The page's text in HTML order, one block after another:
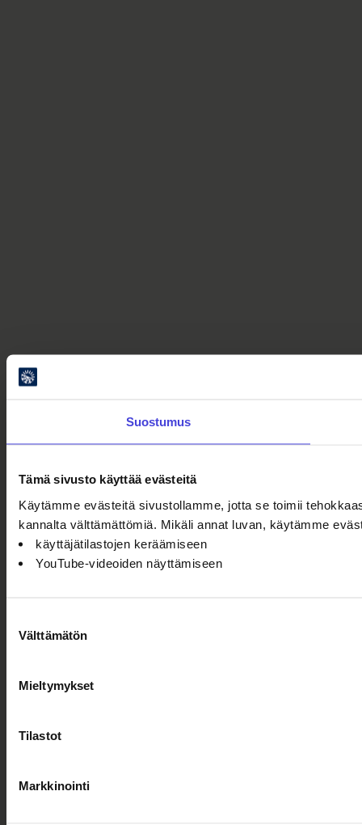
Suostumus
Tämä sivusto käyttää evästeitä
Käytämme evästeitä sivustollamme, jotta se toimii
kannalta välttämättömiä. Mikäli annat luvan, käytämme
käyttäjätilastojen keräämiseen
YouTube-videoiden näyttämiseen
valinta
Välttämätön
Mieltymykset
Tilastot
Markkinointi